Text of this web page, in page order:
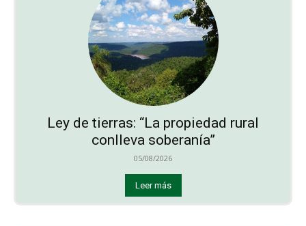
Ley de tierras: “La propiedad rural
conlleva soberanía”
05/08/2026
Leer más